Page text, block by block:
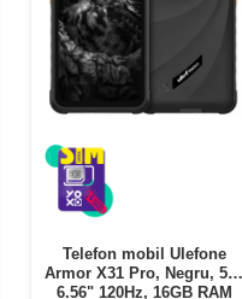
Telefon mobil Ulefone
Armor X31 Pro, Negru, 5G,
6.56" 120Hz, 16GB RAM